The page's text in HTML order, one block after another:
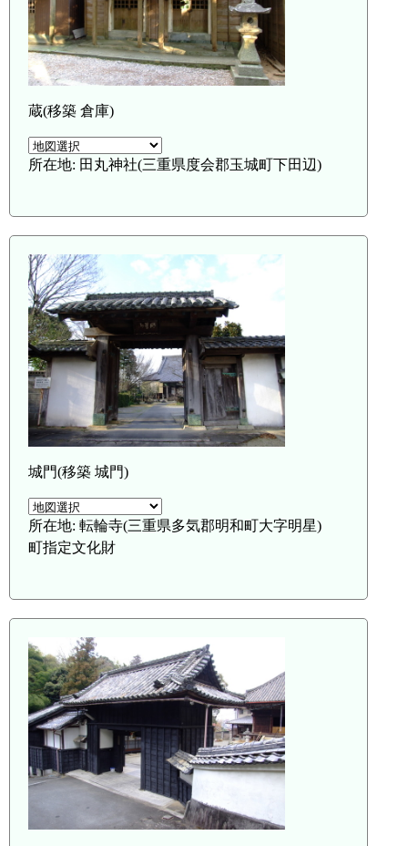
蔵(移築 倉庫)
所在地: 田丸神社(三重県度会郡玉城町下田辺)
城門(移築 城門)
所在地: 転輪寺(三重県多気郡明和町大字明星)
町指定文化財